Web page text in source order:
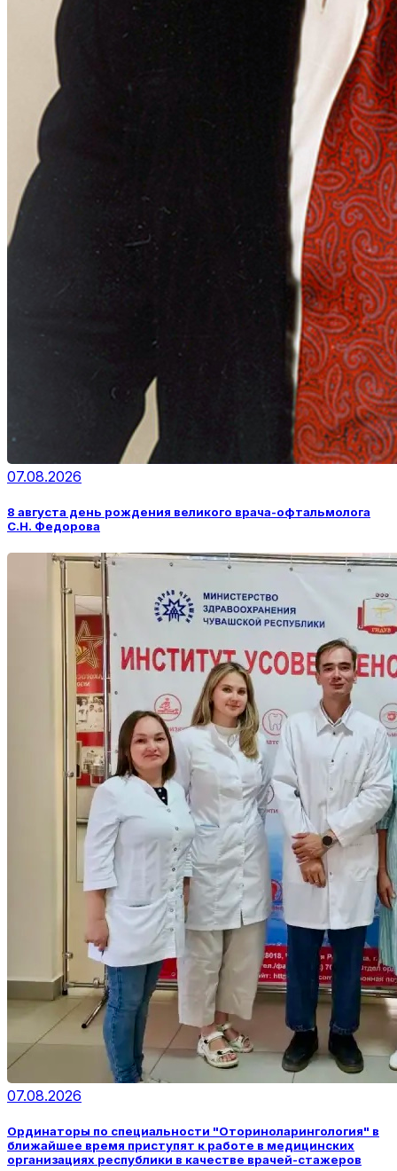
07.08.2026
8 августа день рождения великого врача-офтальмолога
С.Н. Федорова
07.08.2026
Ординаторы по специальности "Оториноларингология" в
ближайшее время приступят к работе в медицинских
организациях республики в качестве врачей-стажеров